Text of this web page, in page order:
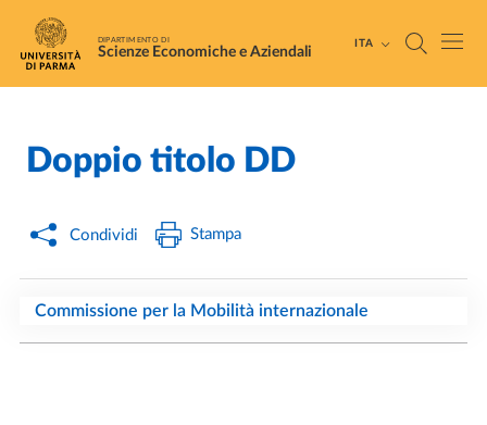
Salta al contenuto principale
Skip to footer
DIPARTIMENTO DI
Scienze Economiche e Aziendali
ITA
Home /
Doppio titolo DD
Condividi Stampa
Commissione per la Mobilità internazionale